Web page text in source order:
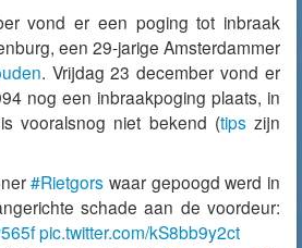
vond er een poging tot inbraak
een 29-jarige Amsterdammer
. Vrijdag 23 december vond er
nog een inbraakpoging plaats, in
vooralsnog niet bekend (tipszijn
#Rietgors waar gepoogd werd in
schade aan de voordeur:
pic.twitter.com/kS8bb9y2ct